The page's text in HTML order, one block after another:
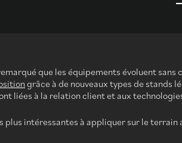
que les équipements évoluent sans
grâce à de nouveaux types de stands
liées à la relation client et aux
plus intéressantes à appliquer sur le terrain